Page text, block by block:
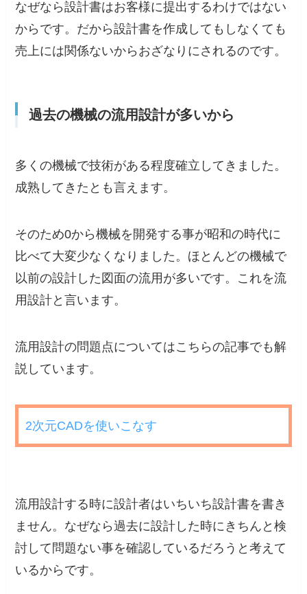
なぜなら設計書はお客様に提出するわけではない
からです。だから設計書を作成してもしなくても
売上には関係ないからおざなりにされるのです。
過去の機械の流用設計が多いから
多くの機械で技術がある程度確立してきました。
成熟してきたとも言えます。
そのため0から機械を開発する事が昭和の時代に
比べて大変少なくなりました。ほとんどの機械で
以前の設計した図面の流用が多いです。これを流
用設計と言います。
流用設計の問題点についてはこちらの記事でも解
説しています。
2次元CADを使いこなす
流用設計する時に設計者はいちいち設計書を書き
ません。なぜなら過去に設計した時にきちんと検
討して問題ない事を確認しているだろうと考えて
いるからです。